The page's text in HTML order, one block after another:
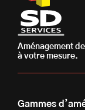
Aménagement
à votre mesure.
Gammes